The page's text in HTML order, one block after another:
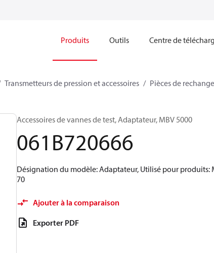
Produits Outils Centre de
Transmetteurs de pression et accessoires Pièces de
Accessoires de vannes de test, Adaptateur, MBV 5000
061B720666
Désignation du modèle: Adaptateur, Utilisé pour
70
Ajouter à la comparaison
Exporter PDF